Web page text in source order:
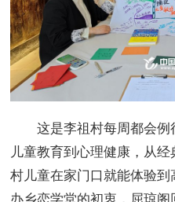
这是李祖村每周都会例
儿童教育到心理健康，从
村儿童在家门口就能体验